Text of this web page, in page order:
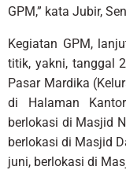
GPM,” kata Jubir,
Kegiatan GPM,
titik, yakni, tanggal
Pasar Mardika
di Halaman
berlokasi di Masjid
berlokasi di Masjid
juni, berlokasi di